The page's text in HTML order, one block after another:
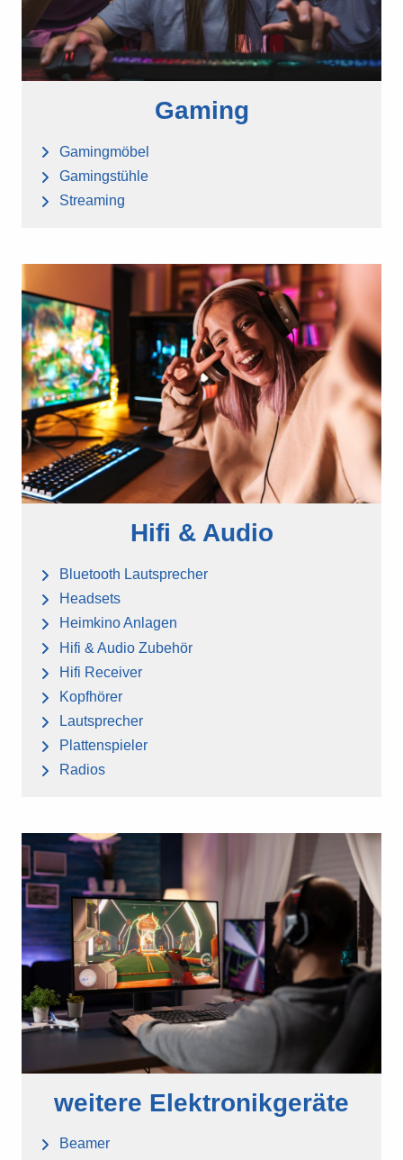
Gaming
Gamingmöbel
Gamingstühle
Streaming
Hifi & Audio
Bluetooth Lautsprecher
Headsets
Heimkino Anlagen
Hifi & Audio Zubehör
Hifi Receiver
Kopfhörer
Lautsprecher
Plattenspieler
Radios
weitere Elektronikgeräte
Beamer